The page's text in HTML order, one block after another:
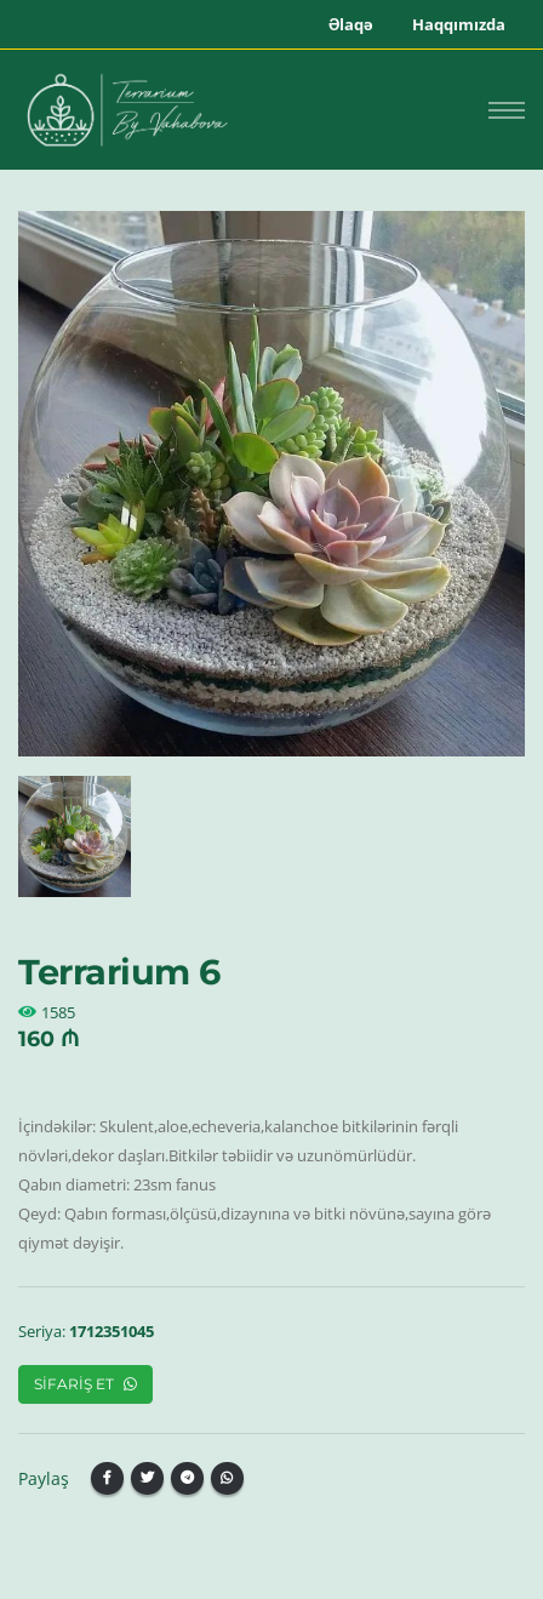
Əlaqə Haqqımızda
Terrarium 6
1585
160 ₼
İçindəkilər: Skulent,aloe,echeveria,kalanchoe bitkilərinin fərqli
növləri,dekor daşları.Bitkilər təbiidir və uzunömürlüdür.
Qabın diametri: 23sm fanus
Qeyd: Qabın forması,ölçüsü,dizaynına və bitki növünə,sayına görə
Seriya: 1712351045
SIFARIŞ ET
Paylaş